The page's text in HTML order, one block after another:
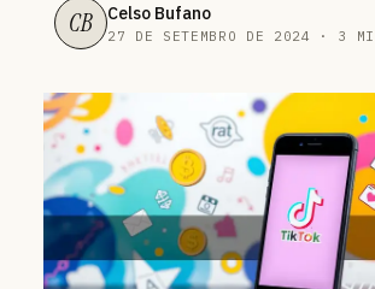
CB Celso Bufano
27 DE SETEMBRO DE 2024 · 3